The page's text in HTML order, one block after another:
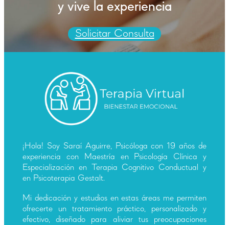
y vive la experiencia
Solicitar Consulta
¡Hola! Soy Saraí Aguirre, Psicóloga con 19 años de
experiencia con Maestría en Psicología Clínica y
Especialización en Terapia Cognitivo Conductual y
en Psicoterapia Gestalt.
Mi dedicación y estudios en estas áreas me permiten
ofrecerte un tratamiento práctico, personalizado y
efectivo, diseñado para aliviar tus preocupaciones